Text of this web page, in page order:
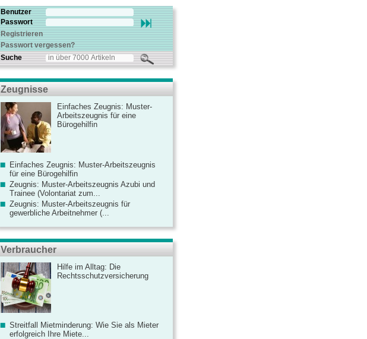
Benutzer
Passwort
Registrieren
Passwort vergessen?
Suche
Zeugnisse
Einfaches Zeugnis: Muster-
Arbeitszeugnis für eine
Bürogehilfin
Einfaches Zeugnis: Muster-Arbeitszeugnis
für eine Bürogehilfin
Zeugnis: Muster-Arbeitszeugnis Azubi und
Trainee (Volontariat zum...
Zeugnis: Muster-Arbeitszeugnis für
gewerbliche Arbeitnehmer (...
Verbraucher
Hilfe im Alltag: Die
Rechtsschutzversicherung
Streitfall Mietminderung: Wie Sie als Mieter
erfolgreich Ihre Miete...